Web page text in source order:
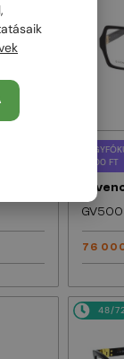
25
000 FT
76
48/